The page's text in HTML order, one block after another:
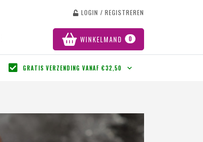
LOGIN / REGISTREREN
WINKELMAND 0
GRATIS VERZENDING VANAF €32,50